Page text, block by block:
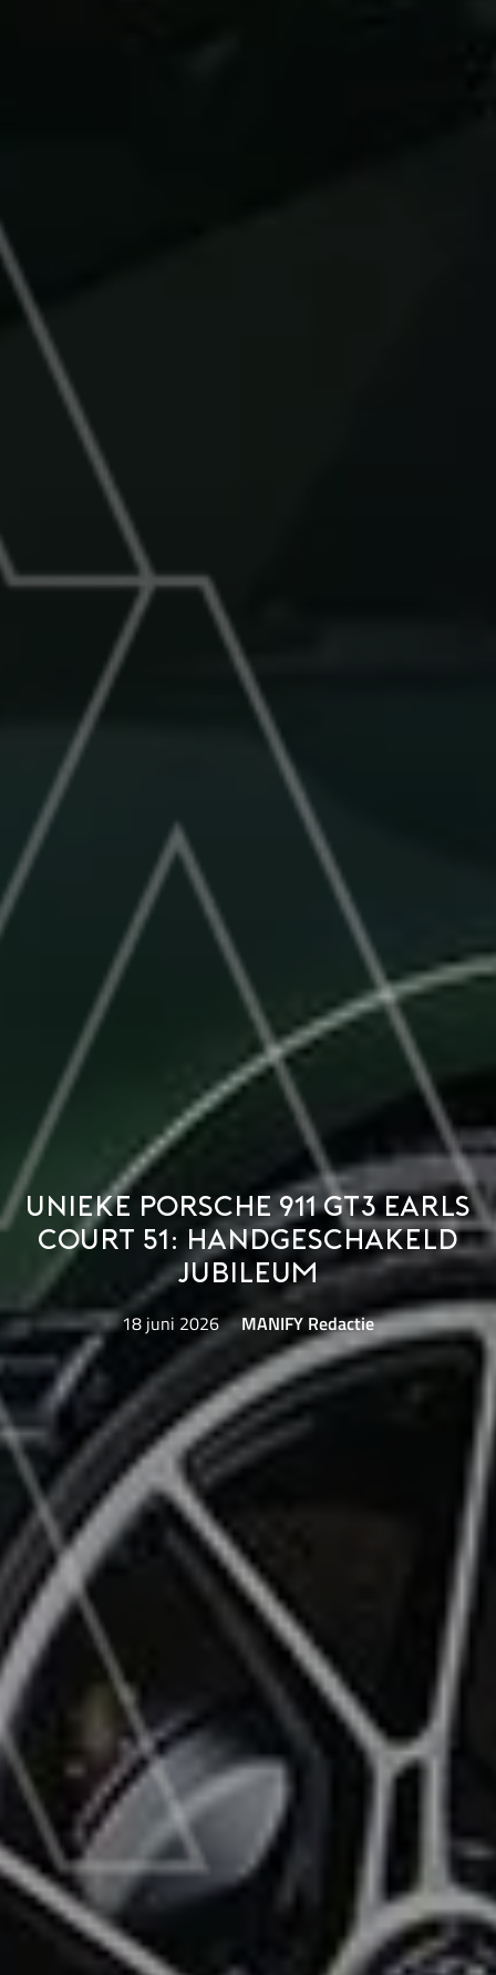
Unieke Porsche 911 GT3 Earls
Court 51: Handgeschakeld
jubileum
18 juni 2026 MANIFY Redactie